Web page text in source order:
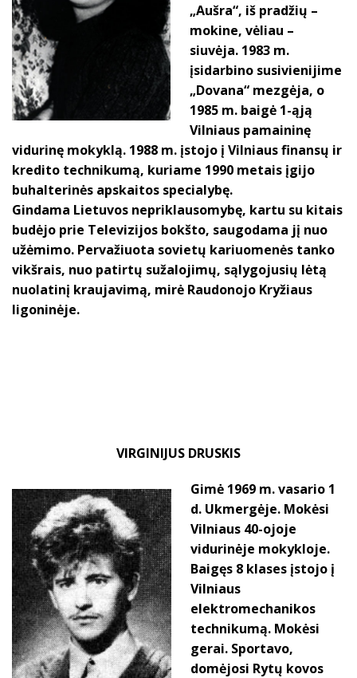
„Aušra“, iš pradžių –
mokine, vėliau –
siuvėja. 1983 m.
įsidarbino susivienijime
„Dovana“ mezgėja, o
1985 m. baigė 1-ąją
Vilniaus pamaininę
vidurinę mokyklą. 1988 m. įstojo į Vilniaus finansų ir
kredito technikumą, kuriame 1990 metais įgijo
buhalterinės apskaitos specialybę.
Gindama Lietuvos nepriklausomybę, kartu su kitais
budėjo prie Televizijos bokšto, saugodama jį nuo
užėmimo. Pervažiuota sovietų kariuomenės tanko
vikšrais, nuo patirtų sužalojimų, sąlygojusių lėtą
nuolatinį kraujavimą, mirė Raudonojo Kryžiaus
ligoninėje.
VIRGINIJUS DRUSKIS
Gimė 1969 m. vasario 1
d. Ukmergėje. Mokėsi
Vilniaus 40-ojoje
vidurinėje mokykloje.
Baigęs 8 klases įstojo į
Vilniaus
elektromechanikos
technikumą. Mokėsi
gerai. Sportavo,
domėjosi Rytų kovos